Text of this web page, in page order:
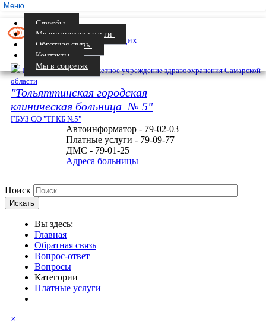
Версия для слабовидящих
Меню
Службы
Медицинские услуги
Обратная связь
Контакты
Мы в соцсетях
Государственное бюджетное учреждение здравоохранения Самарской
области
"Тольяттинская городская
клиническая больница № 5"
ГБУЗ СО "ТГКБ №5"
Автоинформатор - 79-02-03
Платные услуги - 79-09-77
ДМС - 79-01-25
Адреса больницы
Поиск
Искать
Вы здесь:
Главная
Обратная связь
Вопрос-ответ
Вопросы
Категории
Платные услуги
×